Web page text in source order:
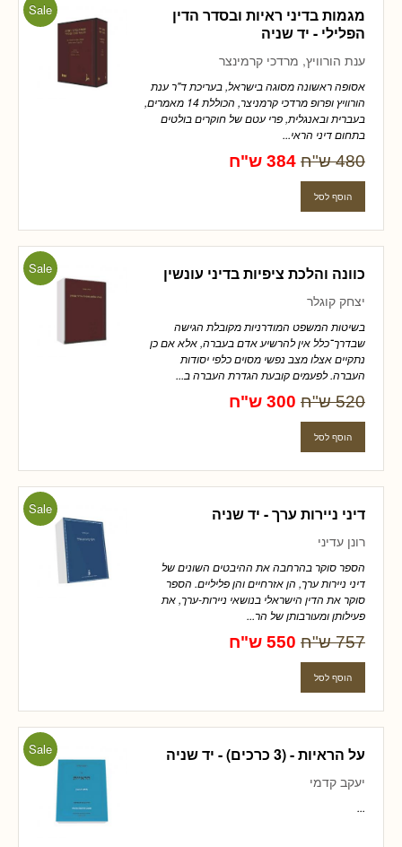
Sale
מגמות בדיני ראיות ובסדר הדין
הפלילי - יד שניה
ענת הורוויץ, מרדכי קרמינצר
אסופה ראשונה מסוגה בישראל, בעריכת ד"ר ענת
הורוויץ ופרופ מרדכי קרמניצר, הכוללת 14 מאמרים,
בעברית ובאנגלית, פרי עטם של חוקרים בולטים
בתחום דיני הראי...
480 ש"ח 384 ש"ח
Sale כוונה והלכת ציפיות בדיני עונשין
יצחק קוגלר
בשיטות המשפט המודרניות מקובלת הגישה
שבדרך־כלל אין להרשיע אדם בעברה, אלא אם כן
נתקיים אצלו מצב נפשי מסוים כלפי יסודות
העברה. לפעמים קובעת הגדרת העברה ב...
520 ש"ח 300 ש"ח
Sale דיני ניירות ערך - יד שניה
רונן עדיני
הספר סוקר בהרחבה את ההיבטים השונים של
דיני ניירות ערך, הן אזרחיים והן פליליים. הספר
סוקר את הדין הישראלי בנושאי ניירות-ערך, את
פעילותן ומעורבותן של הר...
757 ש"ח 550 ש"ח
Sale על הראיות - (3 כרכים) - יד שניה
יעקב קדמי
...